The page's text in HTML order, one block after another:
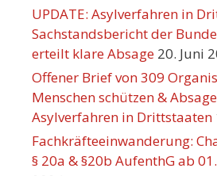
UPDATE: Asylverfahren in
Sachstandsbericht der
erteilt klare Absage 20. Juni
Offener Brief von 309
Menschen schützen &
Asylverfahren in Drittstaaten
Fachkräfteeinwanderung:
§ 20a & §20b AufenthG ab